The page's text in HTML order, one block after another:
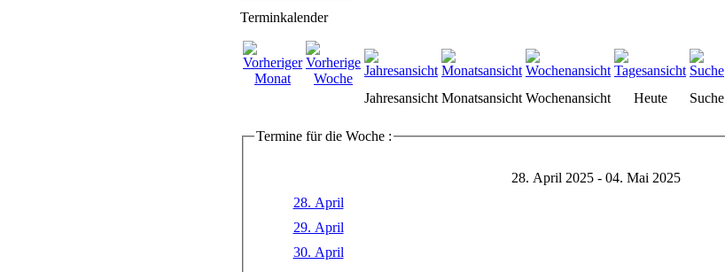
Terminkalender
Jahresansicht Monatsansicht Wochenansicht Heute Suche
Termine für die Woche :
28. April 2025 - 04. Mai 2025
28. April
29. April
30. April